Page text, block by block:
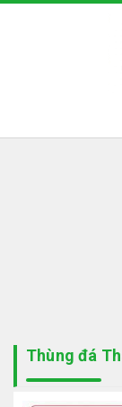
Thùng đá